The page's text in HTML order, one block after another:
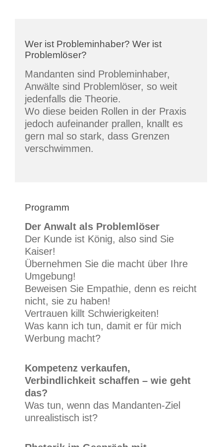
Wer ist Probleminhaber? Wer ist
Problemlöser?
Mandanten sind Probleminhaber,
Anwälte sind Problemlöser, so weit
jedenfalls die Theorie.
Wo diese beiden Rollen in der Praxis
jedoch aufeinander prallen, knallt es
gern mal so stark, dass Grenzen
verschwimmen.
Programm
Der Anwalt als Problemlöser
Der Kunde ist König, also sind Sie
Kaiser!
Übernehmen Sie die macht über Ihre
Umgebung!
Beweisen Sie Empathie, denn es reicht
nicht, sie zu haben!
Vertrauen killt Schwierigkeiten!
Was kann ich tun, damit er für mich
Werbung macht?
Kompetenz verkaufen,
Verbindlichkeit schaffen – wie geht
das?
Was tun, wenn das Mandanten-Ziel
unrealistisch ist?